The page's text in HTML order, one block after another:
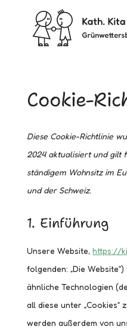
Cookie-
Diese Cookie-Richtlinie
2024 aktualisiert und gilt
ständigem Wohnsitz im
und der Schweiz.
1. Einführung
Unsere Website, https://
folgenden: „Die
ähnliche Technologien
all diese unter „Cookies“
werden außerdem von